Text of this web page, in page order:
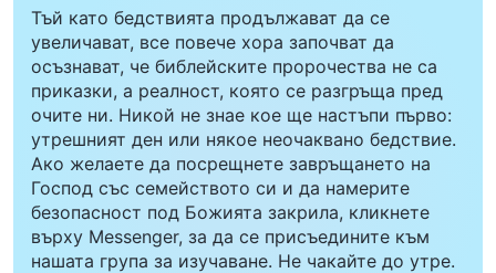
Тъй като бедствията продължават да се
увеличават, все повече хора започват да
осъзнават, че библейските пророчества не са
приказки, а реалност, която се разгръща пред
очите ни. Никой не знае кое ще настъпи първо:
утрешният ден или някое неочаквано бедствие.
Ако желаете да посрещнете завръщането на
Господ със семейството си и да намерите
безопасност под Божията закрила, кликнете
върху Messenger, за да се присъедините към
нашата група за изучаване. Не чакайте до утре.